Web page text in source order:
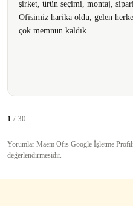
şirket, ürün seçimi, montaj,
Ofisimiz harika oldu, gelen
çok memnun kaldık.
1 / 30
Yorumlar Maem Ofis Google İşletme
değerlendirmesidir.